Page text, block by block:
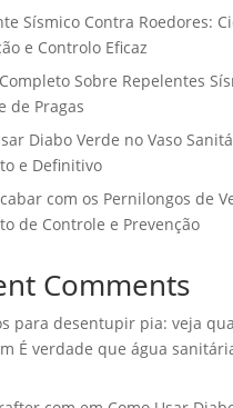
Sísmico Contra Roedores:
e Controlo Eficaz
Sobre Repelentes
de Pragas
Diabo Verde no Vaso
e Definitivo
com os Pernilongos de
de Controle e Prevenção
Comments
para desentupir pia: veja
É verdade que água